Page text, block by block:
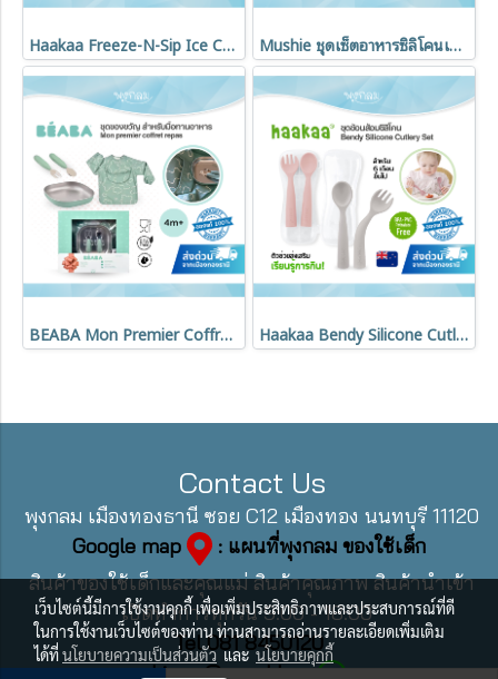
Haakaa Freeze-N-Sip Ice Cream Mould Set แม่พิมพ์ซิลิโคนทำไอศกรีมเด็ก Food Grade Silicone 100% Mushie ชุดเซ็ตอาหารซิลิโคนเด็กเล็ก อุปกรณ์หัดทานสำหรับเด็ก (Food Grade)
BEABA Mon Premier Coffret Repas ชุดของขวัญมื้ออาหารเด็ก 4 ชิ้น พร้อมจานสเตนเลส ช้อนส้อม และผ้ากันเปื้อน Haakaa Bendy Silicone Cutlery Set ชุดช้อนส้อมซิลิโคน
Contact Us
พุงกลม เมืองทองธานี ซอย C12 เมืองทอง นนทบุรี 11120
Google map
: แผนที่พุงกลม ของใช้เด็ก
สินค้าของใช้เด็กและคุณแม่ สินค้าคุณภาพ สินค้านำเข้า
เปิดทำการทุกวัน 9:00 - 18:00
Tel 081 8450120
Line : @pungklom
เว็บไซต์นี้มีการใช้งานคุกกี้ เพื่อเพิ่มประสิทธิภาพและประสบการณ์ที่ดี
ในการใช้งานเว็บไซต์ของท่าน ท่านสามารถอ่านรายละเอียดเพิ่มเติม
ได้ที่นโยบายความเป็นส่วนตัวและนโยบายคุกกี้